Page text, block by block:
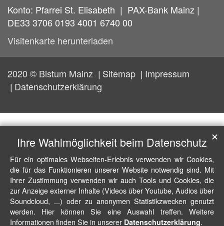
Konto: Pfarrei St. Elisabeth | PAX-Bank Mainz |
DE33 3706 0193 4001 6740 00
Visitenkarte herunterladen
2020 © Bistum Mainz Sitemap
Impressum
Datenschutzerklärung
Ihre Wahlmöglichkeit beim Datenschutz
Für ein optimales Webseiten-Erlebnis verwenden wir Cookies,
die für das Funktionieren unserer Website notwendig sind. Mit
Ihrer Zustimmung verwenden wir auch Tools und Cookies, die
zur Anzeige externer Inhalte (Videos über Youtube, Audios über
Soundcloud, ...) oder zu anonymen Statistikzwecken genutzt
werden. Hier können Sie eine Auswahl treffen. Weitere
Informationen finden Sie in unserer Datenschutzerklärung.
✕